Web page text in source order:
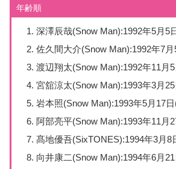
年齢順
深澤辰哉(Snow Man):1992年5月5
佐久間大介(Snow Man):1992年7
渡辺翔太(Snow Man):1992年11月
宮舘涼太(Snow Man):1993年3月
岩本照(Snow Man):1993年5月17
阿部亮平(Snow Man):1993年11月
髙地優吾(SixTONES):1994年3月8
向井康二(Snow Man):1994年6月